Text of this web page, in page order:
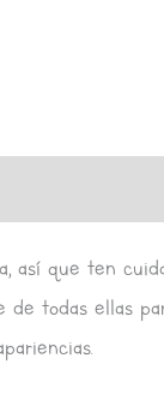
así que ten
todas ellas